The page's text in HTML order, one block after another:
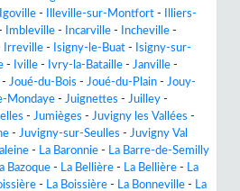
Igoville - Illeville-sur-Montfort -
Illiers-
Imbleville - Incarville - Incheville -
Irreville - Isigny-le-Buat -
Isigny-sur-
- Iville - Ivry-la-Bataille - Janville -
- Joué-du-Bois - Joué-du-Plain - Jouy-
Mondaye - Juignettes - Juilley -
- Jumièges - Juvigny les Vallées -
- Juvigny-sur-Seulles - Juvigny Val
- La Baronnie - La Barre-de-Semilly
Bazoque - La Bellière - La Bellière - La
- La Boissière - La Bonneville - La